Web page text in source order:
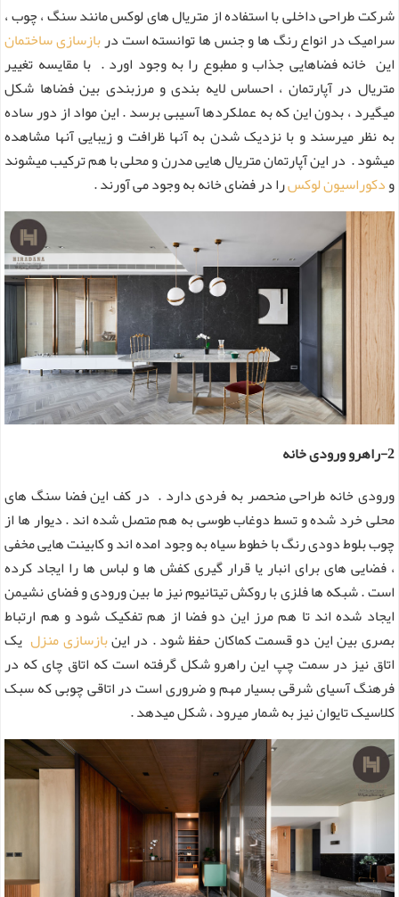
شرکت طراحی داخلی با استفاده از متریال های لوکس مانند سنگ ، چوب ،
سرامیک در انواع رنگ ها و جنس ها توانسته است دربازسازی ساختمان
این خانه فضاهایی جذاب و مطبوع را به وجود اورد . با مقایسه تغییر
متریال در آپارتمان ، احساس لایه بندی و مرزبندی بین فضاها شکل
میگیرد ، بدون این که به عملکردها آسیبی برسد . این مواد از دور ساده
به نظر میرسند و با نزدیک شدن به آنها ظرافت و زیبایی آنها مشاهده
میشود . در این آپارتمان متریال هایی مدرن و محلی با هم ترکیب میشوند
ودکوراسیون لوکسرا در فضای خانه به وجود می آورند .
2-راهرو ورودی خانه
ورودی خانه طراحی منحصر به فردی دارد . در کف این فضا سنگ های
محلی خرد شده و تسط دوغاب طوسی به هم متصل شده اند . دیوار ها از
چوب بلوط دودی رنگ با خطوط سیاه به وجود امده اند و کابینت هایی مخفی
، فضایی های برای انبار یا قرار گیری کفش ها و لباس ها را ایجاد کرده
است . شبکه ها فلزی با روکش تیتانیوم نیز ما بین ورودی و فضای نشیمن
ایجاد شده اند تا هم مرز این دو فضا از هم تفکیک شود و هم ارتباط
بصری بین این دو قسمت کماکان حفظ شود . در اینبازسازی منزل یک
اتاق نیز در سمت چپ این راهرو شکل گرفته است که اتاق چای که در
فرهنگ آسیای شرقی بسیار مهم و ضروری است در اتاقی چوبی که سبک
کلاسیک تایوان نیز به شمار میرود ، شکل میدهد .